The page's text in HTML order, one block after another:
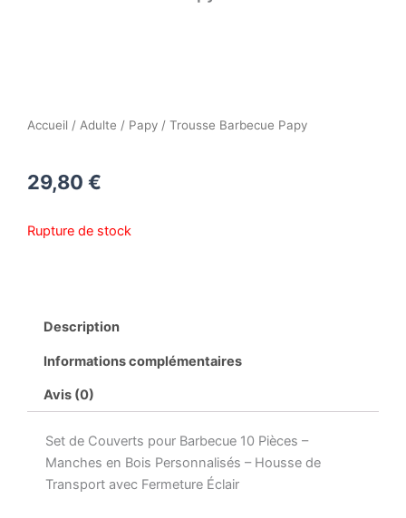
Accueil / Adulte / Papy / Trousse Barbecue Papy
29,80 €
Rupture de stock
Description
Informations complémentaires
Avis (0)
Set de Couverts pour Barbecue 10 Pièces –
Manches en Bois Personnalisés – Housse de
Transport avec Fermeture Éclair